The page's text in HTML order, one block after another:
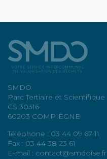
SMDO
Parc Tertiaire et Scientifique
CS 30316
60203 COMPIÈGNE
Téléphone : 03 44 09 67 11
Fax : 03 44 38 23 61
E-mail : contact@smdoise.fr